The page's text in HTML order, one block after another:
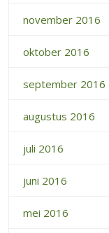
november 2016
oktober 2016
september 2016
augustus 2016
juli 2016
juni 2016
mei 2016